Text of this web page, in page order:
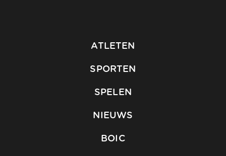
ATLETEN
SPORTEN
SPELEN
NIEUWS
BOIC